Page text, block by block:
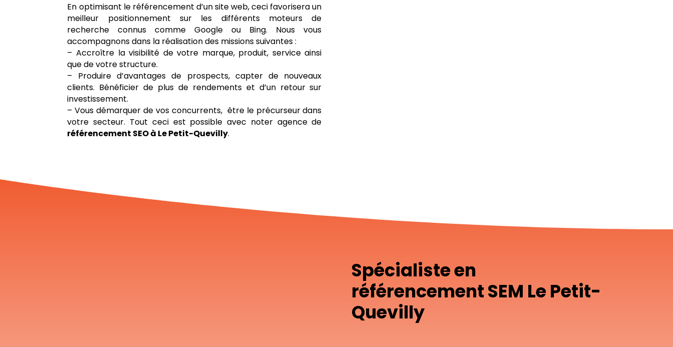
En optimisant le référencement d’un site web, ceci favorisera un
meilleur positionnement sur les différents moteurs de
recherche connus comme Google ou Bing. Nous vous
accompagnons dans la réalisation des missions suivantes :
– Accroître la visibilité de votre marque, produit, service ainsi
que de votre structure.
– Produire d’avantages de prospects, capter de nouveaux
clients. Bénéficier de plus de rendements et d’un retour sur
investissement.
– Vous démarquer de vos concurrents, être le précurseur dans
votre secteur. Tout ceci est possible avec noter agence de
référencement SEO à Le Petit-Quevilly.
Spécialiste en
référencement SEM Le Petit-
Quevilly